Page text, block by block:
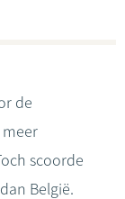
de
scoorde
België.